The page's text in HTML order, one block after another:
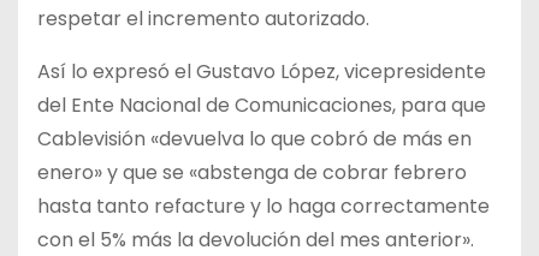
respetar el incremento autorizado.
Así lo expresó el Gustavo López, vicepresidente
del Ente Nacional de Comunicaciones, para que
Cablevisión «devuelva lo que cobró de más en
enero» y que se «abstenga de cobrar febrero
hasta tanto refacture y lo haga correctamente
con el 5% más la devolución del mes anterior».